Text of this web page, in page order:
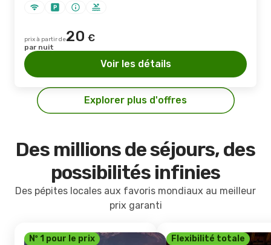
prix à partir de20 €
par nuit
Voir les détails
Explorer plus d'offres
Des millions de séjours, des
possibilités infinies
Des pépites locales aux favoris mondiaux au meilleur
prix garanti
Nº 1 pour le prix Flexibilité totale